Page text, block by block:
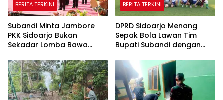
BERITA TERKINI
Subandi Minta Jambore
PKK Sidoarjo Bukan
Sekadar Lomba Bawa
untuk Warga
BERITA TERKINI
DPRD Sidoarjo Menang
Sepak Bola Lawan Tim
Bupati Subandi dengan